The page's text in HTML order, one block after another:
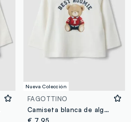
Nueva Colección
FAGOTTINO
Camiseta blanca de algodón orgánico con estampado frontal, corte regular
€ 7,95